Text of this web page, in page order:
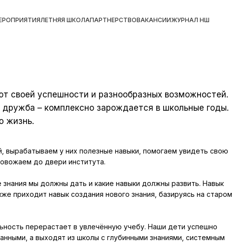
ЛЕТНЯЯ ШКОЛАПАРТНЕРСТВОВАКАНСИИЖУРНАЛ НШ
своей успешности и разнообразных возможностей.
– комплексно зарождается в школьные годы.
жизнь.
у них полезные навыки, помогаем увидеть свою
до двери института.
мы должны дать и какие навыки должны развить. Навык
приходит навык создания нового знания, базируясь на старом
перерастает в увлечённую учебу. Наши дети успешно
а выходят из школы с глубинными знаниями, системным